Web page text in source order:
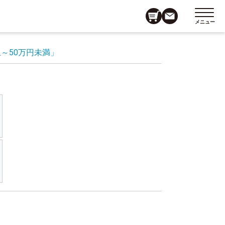
メニュー
50万円未満」